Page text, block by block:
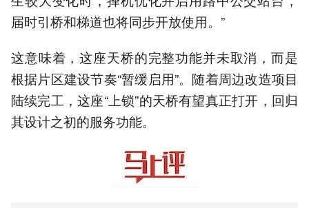
届时引桥和梯道也将同步开放使用。”
这意味着，这座天桥的完整功能并未取消，而是
根据片区建设节奏“暂缓启用”。随着周边改造项目
陆续完工，这座“上锁”的天桥有望真正打开，回归
其设计之初的服务功能。